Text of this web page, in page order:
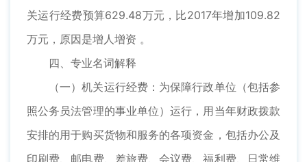
关运行经费预算629.48万元，比2017年增加109.82
万元，原因是增人增资 。
四、专业名词解释
（一）机关运行经费：为保障行政单位（包括参
照公务员法管理的事业单位）运行，用当年财政拨款
安排的用于购买货物和服务的各项资金，包括办公及
印刷费、邮电费、差旅费、会议费、福利费、日常维